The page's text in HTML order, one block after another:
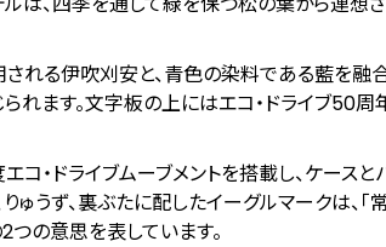
れる伊吹刈安と、青色の染料である藍を
れます。文字板の上にはエコ・ドライブ50
・ドライブムーブメントを搭載し、ケース
ゅうず、裏ぶたに配したイーグルマークは、
2つの意思を表しています。